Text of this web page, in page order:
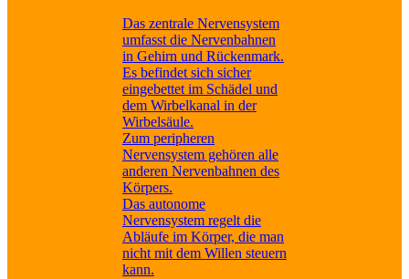
Das zentrale Nervensystem
umfasst die Nervenbahnen
in Gehirn und Rückenmark.
Es befindet sich sicher
eingebettet im Schädel und
dem Wirbelkanal in der
Wirbelsäule.
Zum peripheren
Nervensystem gehören alle
anderen Nervenbahnen des
Körpers.
Das autonome
Nervensystem regelt die
Abläufe im Körper, die man
nicht mit dem Willen steuern
kann.